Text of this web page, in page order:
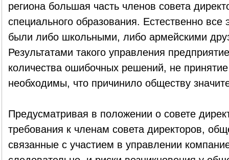
региона большая часть членов совета
специального образования. Естественно все
были либо школьными, либо армейскими
Результатами такого управления
количества ошибочных решений, не
необходимы, что причинило обществу
Предусматривая в положении о совете
требования к членам совета директоров,
связанные с участием в управлении